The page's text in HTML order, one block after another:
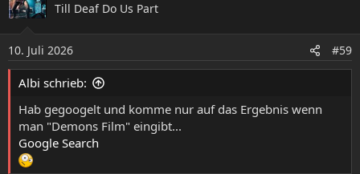
Till Deaf Do Us Part
10. Juli 2026 #59
Albi schrieb:
Hab gegoogelt und komme nur auf das Ergebnis wenn
man "Demons Film" eingibt...
Google Search